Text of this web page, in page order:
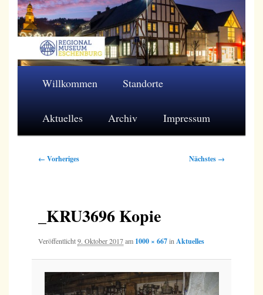
Zum
primären
Inhalt
Regionalmuseum Eschenburg e.V.
Willkommen Standorte
Aktuelles Archiv Impressum
Bilder-
← Vorheriges Nächstes →
_KRU3696 Kopie
Veröffentlicht9. Oktober 2017am 1000 × 667in Aktuelles